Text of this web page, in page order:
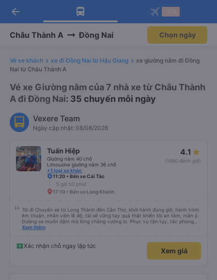
Tải app Vexere ngay!
Nhận ưu đãi thành viên độc
Mở app
Tải app Vexere
-30k/ghế khi đặt vé máy bay qua
Mở app
arrow_back
Châu Thành A Đồng Nai Chọn ngày
Vé xe khách xe đi Đồng Nai từ Hậu Giang
xe giường nằm đi Đồng
Nai từ Châu Thành A
Vé xe Giường nằm của 7 nhà xe từ Châu Thành
A đi Đồng Nai: 35 chuyến mỗi ngày
Vexere Team
Ngày cập nhật: 08/08/2026
Tuấn Hiệp
Giường nằm 40 chỗ
Limousine giường nằm 36 chỗ
+1 loại xe khác
4.1
(1660 đánh giá)
11:20 • Bến xe Cái Tắc
5 giờ 50 phút
17:10 • Bến xe Long Khánh
Tôi đi Chuyến xe từ Long Thành đến Cần Thơ, khởi hành đúng giờ, hành trình
êm thuận, nhân viên lễ độ, tài xế vững tay quả thật khiến tôi an tâm, mãn ý.
Đường xa muôn dặm mà lòng chẳng vướng lo. Phục vụ tận tụy, tác phong
nghiêm cẩn, hiếm thấy giữa thời buổi kim tiền vội vã. Xã hội loạn đạo. Xin gửi
Xem thêm
Xác nhận chỗ ngay lập tức
Xem giá